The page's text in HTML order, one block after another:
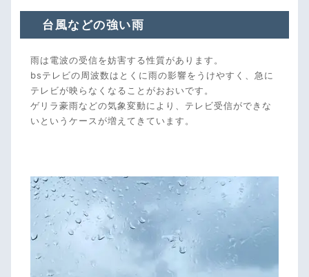
台風などの強い雨
雨は電波の受信を妨害する性質があります。
bsテレビの周波数はとくに雨の影響をうけやすく、急に
テレビが映らなくなることがおおいです。
ゲリラ豪雨などの気象変動により、テレビ受信ができな
いというケースが増えてきています。